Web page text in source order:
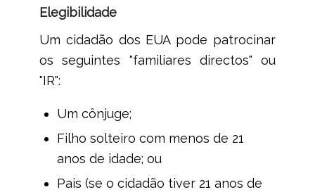
Elegibilidade
Um cidadão dos EUA pode patrocinar
os seguintes "familiares directos" ou
"IR":
Um cônjuge;
Filho solteiro com menos de 21
anos de idade; ou
Pais (se o cidadão tiver 21 anos de